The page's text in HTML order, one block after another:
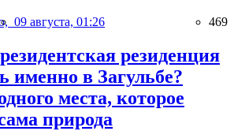
09 августа, 01:26 469
резиденция
именно в Загульбе?
места, которое
природа